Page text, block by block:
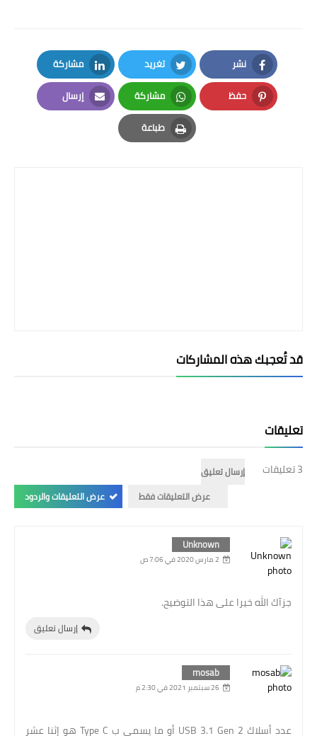
نشر
Facebook
تغريد
Twitter
مشاركة
LinkedIn
حفظ
Pinterest
مشاركة
Whatsapp
إرسال
Email
طباعة
Print
قد تُعجبك هذه المشاركات
تعليقات
3 تعليقات
إرسال تعليق
عرض التعليقات فقط
عرض التعليقات والردود
Unknown
2 مارس 2020 في 7:06 ص
جزآك الله خيرا على هذا التوضيح.
إرسال تعليق
mosab
26 سبتمبر 2021 في 2:30 م
عدد أسلاك USB 3.1 Gen 2 أو ما يسمى ب Type C هو إثنا عشر